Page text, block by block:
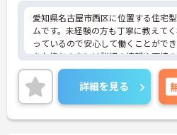
愛知県名古屋市西区に位置する住宅
ムです。未経験の方も丁寧に教えて
っているので安心して働くことがで
をお持ちの方には詳細の情報や面接
伝えしますのでお気軽にお問い合わ
せ。
詳細を見る